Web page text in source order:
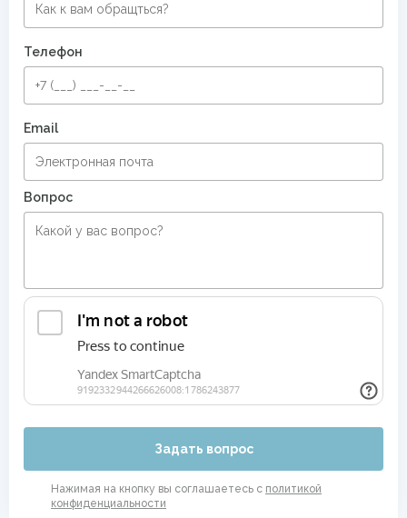
Телефон
Email
Вопрос
Задать вопрос
Нажимая на кнопку вы соглашаетесь с политикой
конфиденциальности